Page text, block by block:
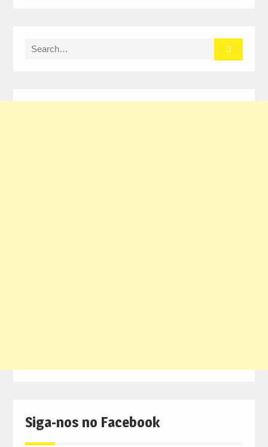
Search
Siga-nos no Facebook